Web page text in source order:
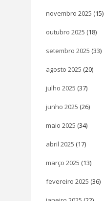
novembro 2025 (15)
outubro 2025 (18)
setembro 2025 (33)
agosto 2025 (20)
julho 2025 (37)
junho 2025 (26)
maio 2025 (34)
abril 2025 (17)
março 2025 (13)
fevereiro 2025 (36)